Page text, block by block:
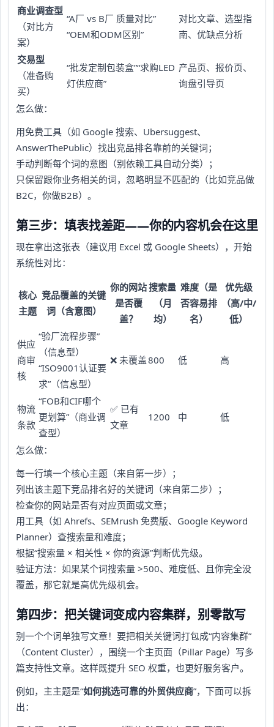
商业调查型
（对比方
案）
“A厂 vs B厂 质量对比”
“OEM和ODM区别”
对比文章、选型指
南、优缺点分析
交易型
（准备购
买）
“批发定制包装盒”“求购LED
灯供应商”
产品页、报价页、
询盘引导页
怎么做：
用免费工具（如 Google 搜索、Ubersuggest、
AnswerThePublic）找出竞品排名靠前的关键词；
手动判断每个词的意图（别依赖工具自动分类）；
只保留跟你业务相关的词，忽略明显不匹配的（比如竞品做
B2C，你做B2B）。
第三步：填表找差距——你的内容机会在这里
现在拿出这张表（建议用 Excel 或 Google Sheets），开始
系统性对比：
核心
主题
竞品覆盖的关键
词（含意图）
你的网站
是否覆
盖？
搜索量
（月
均）
难度（是
否容易排
名）
优先级
（高/中/
低）
供应
商审
核
“验厂流程步骤”
（信息型）
“ISO9001认证要
求”（信息型）
❌ 未覆盖800 低 高
物流
条款
“FOB和CIF哪个
更划算”（商业调
查型）
✅ 已有
文章
1200 中 低
怎么做：
每一行填一个核心主题（来自第一步）；
列出该主题下竞品排名好的关键词（来自第二步）；
检查你的网站是否有对应页面或文章；
用工具（如 Ahrefs、SEMrush 免费版、Google Keyword
Planner）查搜索量和难度；
根据“搜索量 × 相关性 × 你的资源”判断优先级。
验证方法：如果某个词搜索量 >500、难度低、且你完全没
覆盖，那它就是高优先级机会。
第四步：把关键词变成内容集群，别零散写
别一个个词单独写文章！要把相关关键词打包成“内容集群”
（Content Cluster），围绕一个主页面（Pillar Page）写多
篇支持性文章。这样既提升 SEO 权重，也更好服务客户。
例如，主主题是“如何挑选可靠的外贸供应商”，下面可以拆
出：